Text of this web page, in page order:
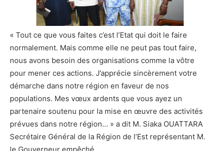
« Tout ce que vous faites c’est l’Etat qui doit le faire
normalement. Mais comme elle ne peut pas tout faire,
nous avons besoin des organisations comme la vôtre
pour mener ces actions. J’apprécie sincèrement votre
démarche dans notre région en faveur de nos
populations. Mes vœux ardents que vous ayez un
partenaire soutenu pour la mise en œuvre des activités
prévues dans notre région… » a dit M. Siaka OUATTARA
Secrétaire Général de la Région de l’Est représentant M.